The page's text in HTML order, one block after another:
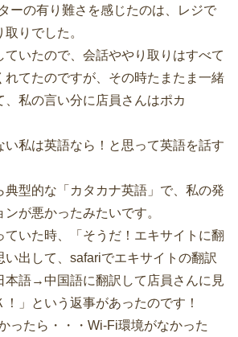
ーの有り難さを感じたのは、レジで
りでした。
ていたので、会話ややり取りはすべて
れてたのですが、その時たまたま一緒
、私の言い分に店員さんはポカ
い私は英語なら！と思って英語を話す
典型的な「カタカナ英語」で、私の発
が悪かったみたいです。
ていた時、「そうだ！エキサイトに翻
い出して、safariでエキサイトの翻訳
本語→中国語に翻訳して店員さんに見
」という返事があったのです！
ったら・・・Wi-Fi環境がなかった